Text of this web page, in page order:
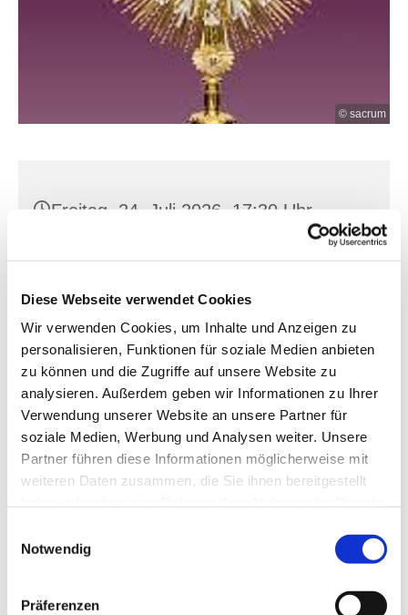
Diese Webseite verwendet Cookies
Wir verwenden Cookies, um Inhalte und Anzeigen zu
personalisieren, Funktionen für soziale Medien anbieten
zu können und die Zugriffe auf unsere Website zu
analysieren. Außerdem geben wir Informationen zu Ihrer
Verwendung unserer Website an unsere Partner für
soziale Medien, Werbung und Analysen weiter. Unsere
Partner führen diese Informationen möglicherweise mit
weiteren Daten zusammen, die Sie ihnen bereitgestellt
Notwendig
Präferenzen
© sacrum
Freitag, 24. Juli 2026, 17:30 Uhr
Hl. Kreuz, Franz-Mehring-Str. 4,